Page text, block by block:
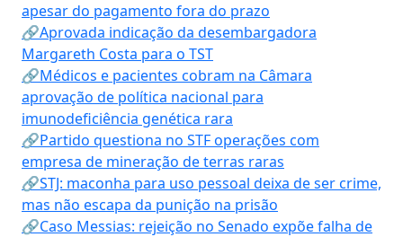
apesar do pagamento fora do prazo
🔗Aprovada indicação da desembargadora
Margareth Costa para o TST
🔗Médicos e pacientes cobram na Câmara
aprovação de política nacional para
imunodeficiência genética rara
🔗Partido questiona no STF operações com
empresa de mineração de terras raras
🔗STJ: maconha para uso pessoal deixa de ser crime,
mas não escapa da punição na prisão
🔗Caso Messias: rejeição no Senado expõe falha de